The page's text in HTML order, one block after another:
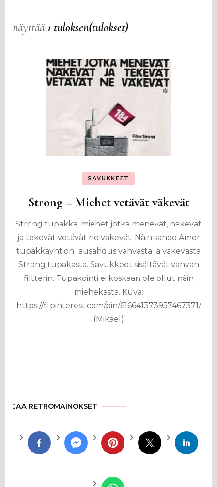
näyttää1 tuloksen(tulokset)
SAVUKKEET
Strong – Miehet vetävät väkevät
Strong tupakka: miehet jotka menevät, näkevät
ja tekevät vetävät ne väkevät. Näin sanoo Amer
tupakkayhtiön lausahdus vahvasta ja väkevästä
Strong tupakasta. Savukkeet sisältävät vahvan
filtterin. Tupakointi ei koskaan ole ollut näin
miehekästä. Kuva:
https://fi.pinterest.com/pin/616641373957467371/
(Mikael)
JAA RETROMAINOKSET